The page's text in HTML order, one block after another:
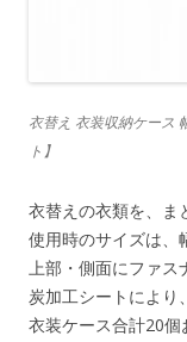
衣替え 衣装収納ケース
ト】
衣替えの衣類を、ま
使用時のサイズは、
上部・側面にファス
炭加工シートにより
衣装ケース合計20個